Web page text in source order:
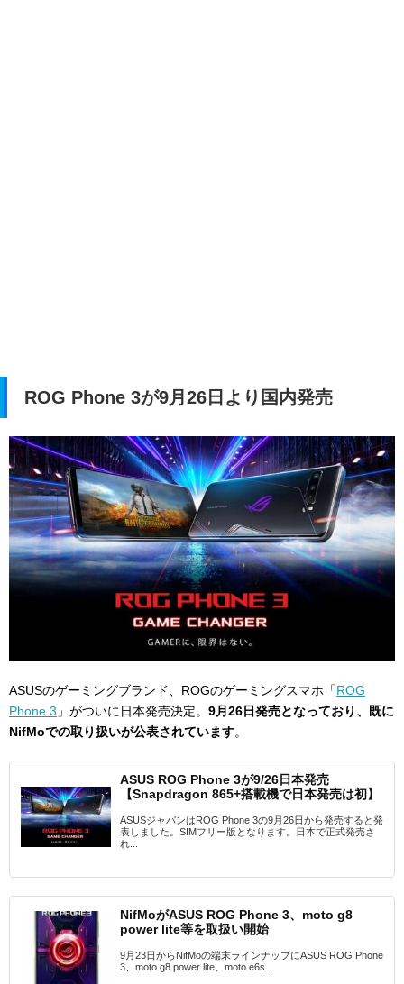
ROG Phone 3が9月26日より国内発売
ASUSのゲーミングブランド、ROGのゲーミングスマホ「ROG
Phone 3 」がついに日本発売決定。 9月26日発売となっており、既に
NifMoでの取り扱いが公表されています。
ASUS ROG Phone 3が9/26日本発売
【Snapdragon 865+搭載機で日本発売は初】
ASUSジャパンはROG Phone 3の9月26日から発売すると発
表しました。SIMフリー版となります。日本で正式発売さ
れ...
NifMoがASUS ROG Phone 3、moto g8
power lite等を取扱い開始
9月23日からNifMoの端末ラインナップにASUS ROG Phone
3、moto g8 power lite、moto e6s...